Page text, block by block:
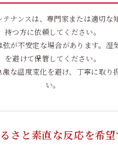
テナンスは、専門家または適切な
持つ方に依頼してください。
弦が不安定な場合があります。湿
を避けて保管してください。
激な温度変化を避け、丁寧に取り
い。
さと素直な反応を希